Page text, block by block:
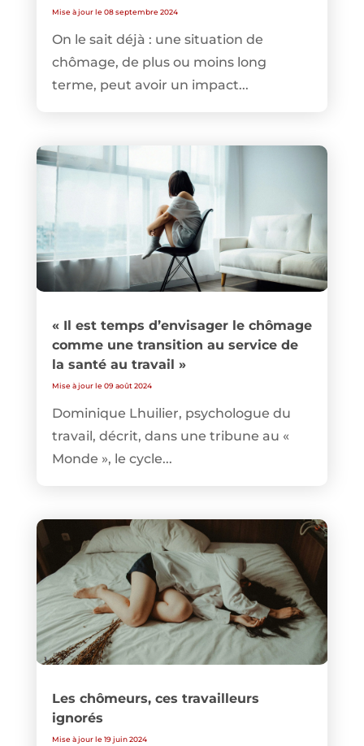
Mise à jour le 08 septembre 2024
On le sait déjà : une situation de
chômage, de plus ou moins long
terme, peut avoir un impact...
« Il est temps d’envisager le chômage
comme une transition au service de
la santé au travail »
Mise à jour le 09 août 2024
Dominique Lhuilier, psychologue du
travail, décrit, dans une tribune au «
Monde », le cycle...
Les chômeurs, ces travailleurs
ignorés
Mise à jour le 19 juin 2024